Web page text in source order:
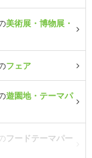
美術展・博物展・
フェア
遊園地・テーマパ
フードテーマパー